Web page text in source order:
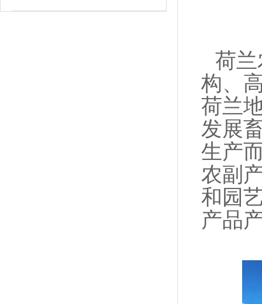
荷
构、
荷兰
发展
生产
农副
和园
产品